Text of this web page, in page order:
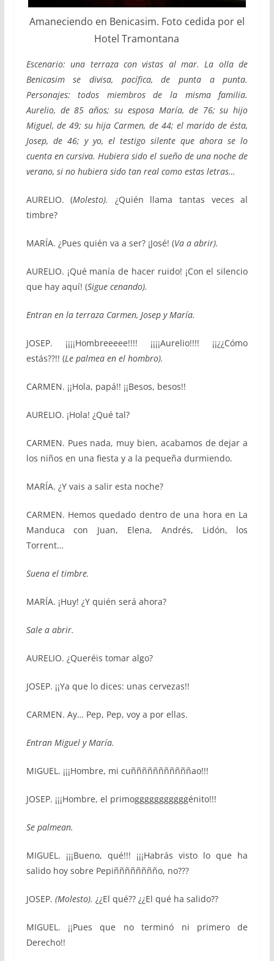
Amaneciendo en Benicasim. Foto cedida por el
Hotel Tramontana
Escenario: una terraza con vistas al mar. La olla de
Benicasim se divisa, pacífica, de punta a punta.
Personajes: todos miembros de la misma familia.
Aurelio, de 85 años; su esposa María, de 76; su hijo
Miguel, de 49; su hija Carmen, de 44; el marido de ésta,
Josep, de 46; y yo, el testigo silente que ahora se lo
cuenta en cursiva. Hubiera sido el sueño de una noche de
verano, si no hubiera sido tan real como estas letras…
AURELIO. (Molesto).
¿Quién llama tantas veces al
timbre?
MARÍA. ¿Pues quién va a ser? ¡José! (Va a abrir).
AURELIO. ¡Qué manía de hacer ruido! ¡Con el silencio
que hay aquí! (Sigue cenando).
Entran en la terraza Carmen, Josep y María.
JOSEP. ¡¡¡¡Hombreeeee!!!! ¡¡¡¡Aurelio!!!! ¡¡¿¿Cómo
estás??!! (Le palmea en el hombro).
CARMEN. ¡¡Hola, papá!! ¡¡Besos, besos!!
AURELIO. ¡Hola! ¿Qué tal?
CARMEN. Pues nada, muy bien, acabamos de dejar a
los niños en una fiesta y a la pequeña durmiendo.
MARÍA. ¿Y vais a salir esta noche?
CARMEN. Hemos quedado dentro de una hora en La
Manduca con Juan, Elena, Andrés, Lidón, los
Torrent…
Suena el timbre.
MARÍA. ¡Huy! ¿Y quién será ahora?
Sale a abrir.
AURELIO. ¿Queréis tomar algo?
JOSEP. ¡¡Ya que lo dices: unas cervezas!!
CARMEN. Ay… Pep, Pep, voy a por ellas.
Entran Miguel y María.
MIGUEL. ¡¡¡Hombre, mi cuñññññññññññao!!!
JOSEP. ¡¡¡Hombre, el primogggggggggggénito!!!
Se palmean.
MIGUEL. ¡¡¡Bueno, qué!!! ¡¡¡Habrás visto lo que ha
salido hoy sobre Pepiñññññññño, no???
JOSEP. (Molesto). ¿¿El qué?? ¿¿El qué ha salido??
MIGUEL. ¡¡Pues que no terminó ni primero de
Derecho!!